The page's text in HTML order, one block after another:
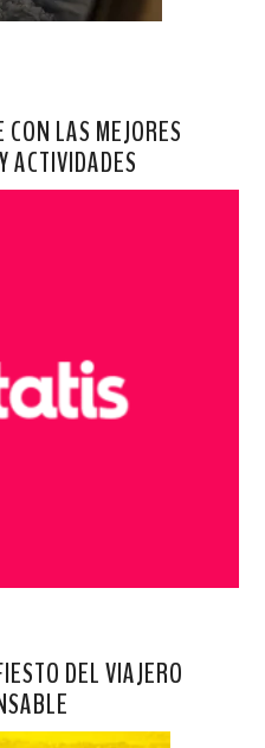
LAS MEJORES
ACTIVIDADES
DEL VIAJERO